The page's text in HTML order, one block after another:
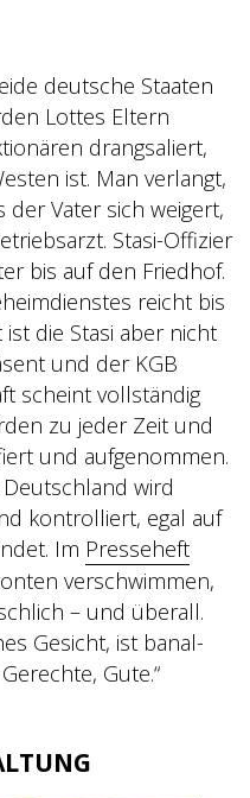
deutsche Staaten
Lottes Eltern
drangsaliert,
ist. Man verlangt,
der Vater sich weigert,
Stasi-Offizier
bis auf den Friedhof.
reicht bis
die Stasi aber nicht
und der KGB
scheint vollständig
zu jeder Zeit und
und aufgenommen.
wird
kontrolliert, egal auf
Im Presseheft
verschwimmen,
– und überall.
Gesicht, ist banal-
Gute.“